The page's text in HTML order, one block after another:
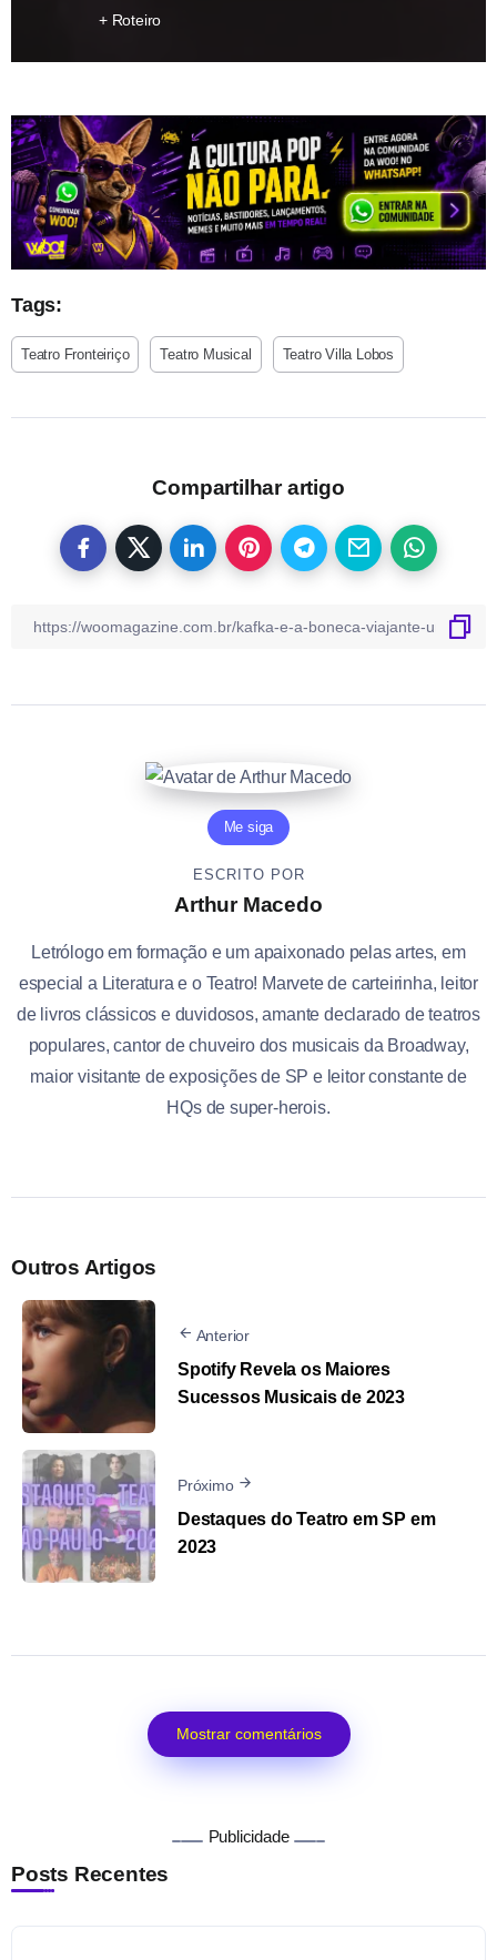
Roteiro
Tags:
Teatro Fronteiriço Teatro Musical Teatro Villa Lobos
Compartilhar artigo
Me siga
ESCRITO POR
Arthur Macedo
Letrólogo em formação e um apaixonado pelas artes, em
especial a Literatura e o Teatro! Marvete de carteirinha, leitor
de livros clássicos e duvidosos, amante declarado de teatros
populares, cantor de chuveiro dos musicais da Broadway,
maior visitante de exposições de SP e leitor constante de
HQs de super-herois.
Outros Artigos
Anterior
Spotify Revela os Maiores
Sucessos Musicais de 2023
Próximo
Destaques do Teatro em SP em
2023
Mostrar comentários
Publicidade
Posts Recentes